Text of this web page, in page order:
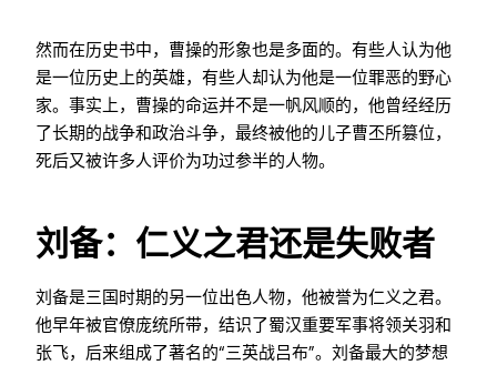
然而在历史书中，曹操的形象也是多面的。有些人认为他
是一位历史上的英雄，有些人却认为他是一位罪恶的野心
家。事实上，曹操的命运并不是一帆风顺的，他曾经经历
了长期的战争和政治斗争，最终被他的儿子曹丕所篡位，
死后又被许多人评价为功过参半的人物。
刘备：仁义之君还是失败者
刘备是三国时期的另一位出色人物，他被誉为仁义之君。
他早年被官僚庞统所带，结识了蜀汉重要军事将领关羽和
张飞，后来组成了著名的“三英战吕布”。刘备最大的梦想